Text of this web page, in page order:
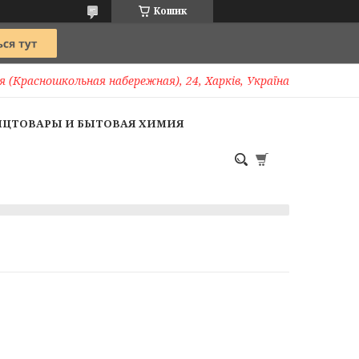
Кошик
(Красношкольная набережная), 24, Харків, Україна
И БЫТОВАЯ ХИМИЯ